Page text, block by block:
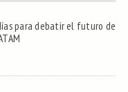
para debatir el futuro de